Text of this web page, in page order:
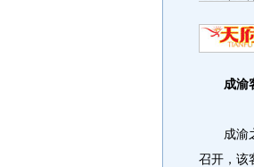
成渝
成渝之
召开，该